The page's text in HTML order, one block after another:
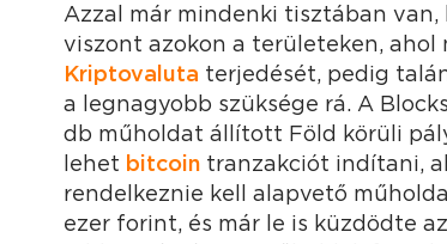
Azzal már mindenki tisztában van,
viszont azokon a területeken,
Kriptovaluta terjedését, pedig
a legnagyobb szüksége rá. A
db műholdat állított Föld körüli
lehet bitcoin tranzakciót indítani,
rendelkeznie kell alapvető
ezer forint, és már le is küzdödte